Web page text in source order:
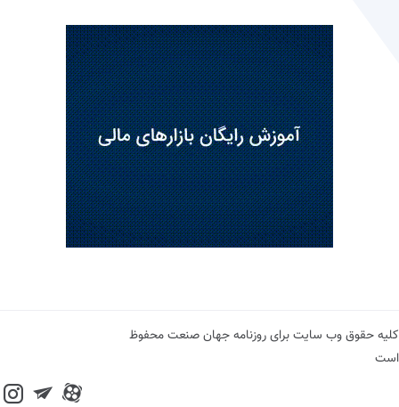
کلیه حقوق وب سایت برای روزنامه جهان صنعت محفوظ
است